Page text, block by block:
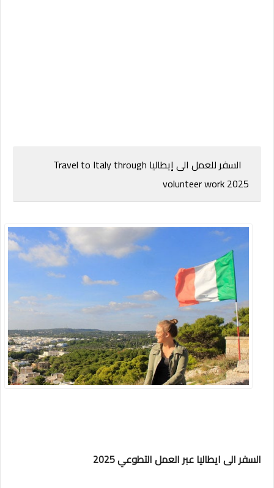
السفر للعمل الى إيطاليا Travel to Italy through
volunteer work 2025
السفر الى ايطاليا عبر العمل التطوعي 2025